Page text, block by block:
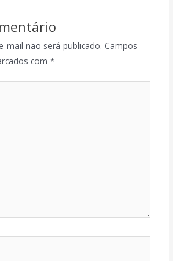
mail não será publicado. Campos
com *